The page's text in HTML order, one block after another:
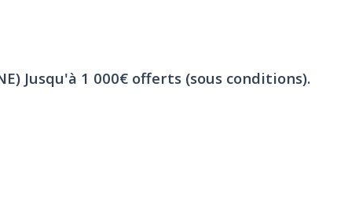
Jusqu'à 1 000€ offerts (sous conditions).